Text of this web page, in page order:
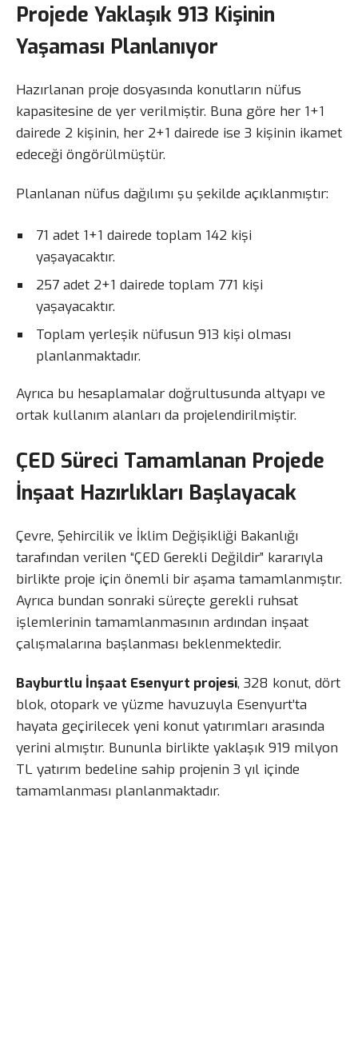
Projede Yaklaşık 913 Kişinin
Yaşaması Planlanıyor
Hazırlanan proje dosyasında konutların nüfus
kapasitesine de yer verilmiştir. Buna göre her 1+1
dairede 2 kişinin, her 2+1 dairede ise 3 kişinin ikamet
edeceği öngörülmüştür.
Planlanan nüfus dağılımı şu şekilde açıklanmıştır:
71 adet 1+1 dairede toplam 142 kişi
yaşayacaktır.
257 adet 2+1 dairede toplam 771 kişi
yaşayacaktır.
Toplam yerleşik nüfusun 913 kişi olması
planlanmaktadır.
Ayrıca bu hesaplamalar doğrultusunda altyapı ve
ortak kullanım alanları da projelendirilmiştir.
ÇED Süreci Tamamlanan Projede
İnşaat Hazırlıkları Başlayacak
Çevre, Şehircilik ve İklim Değişikliği Bakanlığı
tarafından verilen “ÇED Gerekli Değildir” kararıyla
birlikte proje için önemli bir aşama tamamlanmıştır.
Ayrıca bundan sonraki süreçte gerekli ruhsat
işlemlerinin tamamlanmasının ardından inşaat
çalışmalarına başlanması beklenmektedir.
Bayburtlu İnşaat Esenyurt projesi, 328 konut, dört
blok, otopark ve yüzme havuzuyla Esenyurt’ta
hayata geçirilecek yeni konut yatırımları arasında
yerini almıştır. Bununla birlikte yaklaşık 919 milyon
TL yatırım bedeline sahip projenin 3 yıl içinde
tamamlanması planlanmaktadır.